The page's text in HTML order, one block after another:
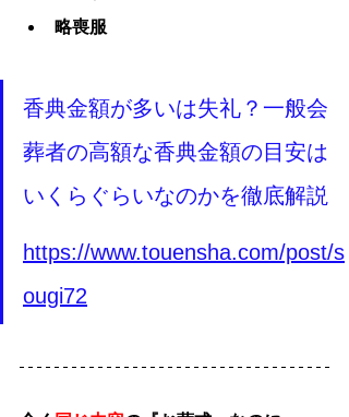
略喪服
香典金額が多いは失礼？一般会
葬者の高額な香典金額の目安は
いくらぐらいなのかを徹底解説
https://www.touensha.com/post/s
ougi72